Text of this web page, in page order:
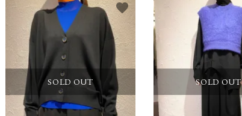
SOLD OUT
favorite
SOLD OUT